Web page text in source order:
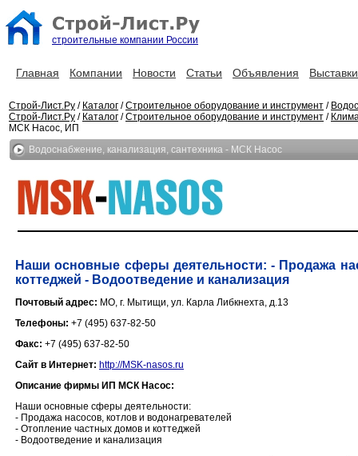
строительные компании России
Главная Компании Новости Статьи Объявления Выставки
Строй-Лист.Ру / Каталог /Строительное оборудование и инструмент /
Строй-Лист.Ру / Каталог /Строительное оборудование и инструмент /
МСК Насос, ИП
Водоснабжение, канализация, сантехника - МСК Насос
Наши основные сферы деятельности: - Продажа
коттеджей - Водоотведение и канализация
Почтовый адрес: МО, г. Мытищи, ул. Карла Либкнехта, д.13
Телефоны: +7 (495) 637-82-50
Факс: +7 (495) 637-82-50
Сайт в Интернет: http://MSK-nasos.ru
Описание фирмы ИП МСК Насос:
Наши основные сферы деятельности:
- Продажа насосов, котлов и водонагревателей
- Отопление частных домов и коттеджей
- Водоотведение и канализация